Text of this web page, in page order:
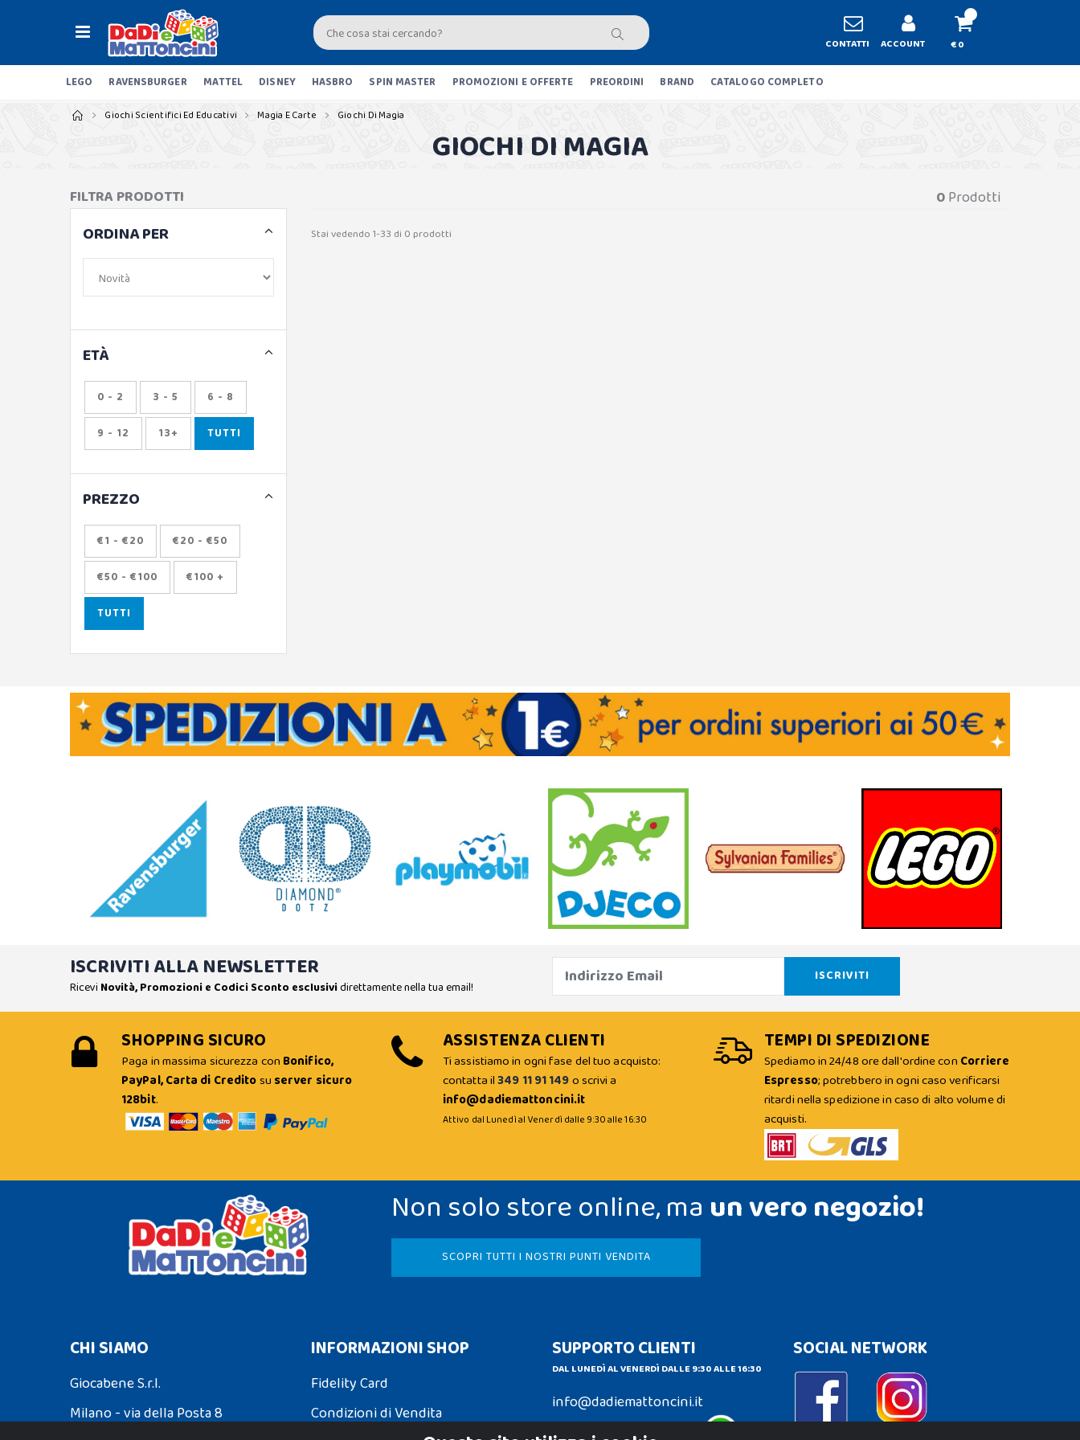
CONTATTI ACCOUNT € 0
LEGO RAVENSBURGER MATTEL DISNEY HASBRO SPIN MASTER PROMOZIONI E OFFERTE PREORDINI BRAND CATALOGO COMPLETO
Giochi Scientifici Ed Educativi Magia E Carte Giochi Di Magia
GIOCHI DI MAGIA
0Prodotti
Stai vedendo 1-33 di 0 prodotti
FILTRA PRODOTTI
ORDINA PER
ETÀ
0 - 2 3 - 5 6 - 8
9 - 12 13+ TUTTI
PREZZO
€1 - €20 €20 - €50
€50 - €100 €100 +
TUTTI
ISCRIVITI ALLA NEWSLETTER
Ricevi Novità, Promozioni e Codici Sconto esclusividirettamente nella tua email!
SHOPPING SICURO
Paga in massima sicurezza con Bonifico,
PayPal, Carta di Creditosu server sicuro
128bit.
ASSISTENZA CLIENTI
Ti assistiamo in ogni fase del tuo acquisto:
contatta il349 11 91 149o scrivi a
info@dadiemattoncini.it
Attivo dal Lunedì al Venerdì dalle 9:30 alle 16:30
TEMPI DI SPEDIZIONE
Spediamo in 24/48 ore dall'ordine con Corriere
Espresso; potrebbero in ogni caso verificarsi
ritardi nella spedizione in caso di alto volume di
acquisti.
Non solo store online, ma un vero negozio!
SCOPRI TUTTI I NOSTRI PUNTI VENDITA
CHI SIAMO
Giocabene S.r.l.
Milano - via della Posta 8
INFORMAZIONI SHOP
Fidelity Card
Condizioni di Vendita
SUPPORTO CLIENTI
DAL LUNEDÌ AL VENERDÌ DALLE 9:30 ALLE 16:30
info@dadiemattoncini.it
Contattaci su Whatsapp
SOCIAL NETWORK